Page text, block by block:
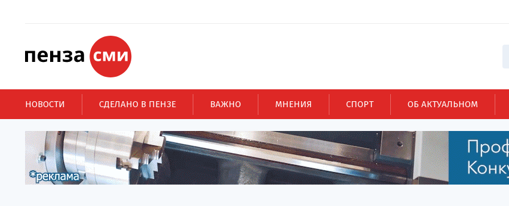
НОВОСТИ СДЕЛАНО В ПЕНЗЕ ВАЖНО МНЕНИЯ СПОРТ ОБ АКТУАЛЬНОМ